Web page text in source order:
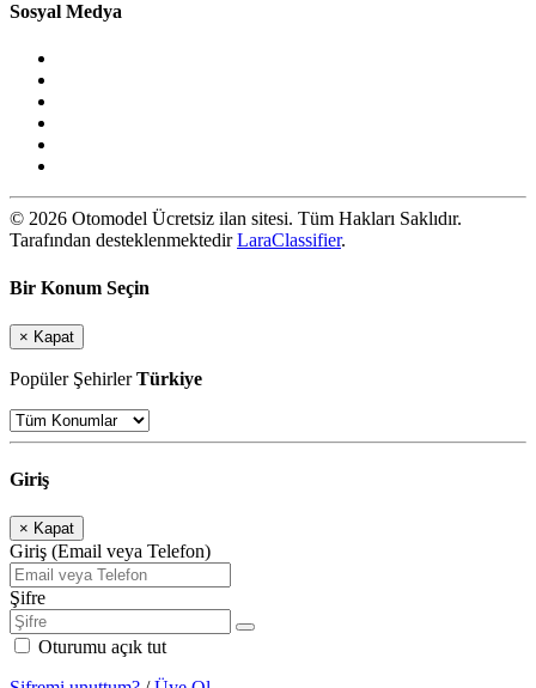
Sosyal Medya
© 2026 Otomodel Ücretsiz ilan sitesi. Tüm Hakları Saklıdır.
Tarafından desteklenmektedirLaraClassifier.
Bir Konum Seçin
× Kapat
Popüler ŞehirlerTürkiye
Giriş
× Kapat
Giriş (Email veya Telefon)
Şifre
Oturumu açık tut